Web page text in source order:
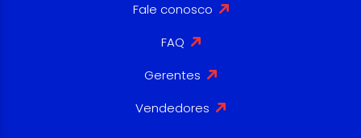
Fale conosco
FAQ
Gerentes
Vendedores